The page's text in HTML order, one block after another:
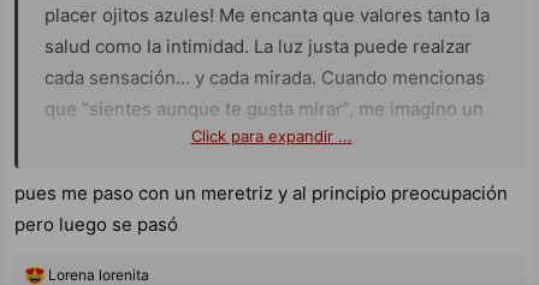
placer ojitos azules! Me encanta que valores tanto la
salud como la intimidad. La luz justa puede realzar
cada sensación... y cada mirada. Cuando mencionas
que “sientes aunque te gusta mirar”, me imagino un
equilibrio perfecto entre entregarte por completo y
propio lenguaje, ¿verdad?
Click para expandir ...
pues me paso con un meretriz y al principio preocupación
pero luego se pasó
RLorena lorenita